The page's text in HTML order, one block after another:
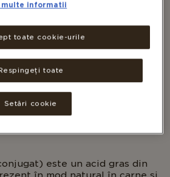
oferă un extract standardizat
din ulei de șofrănel – o
de
furnizează 1014 mg de CLA,
este un acid gras din
multe informatii
toate
toate cookie-urile
Setări cookie